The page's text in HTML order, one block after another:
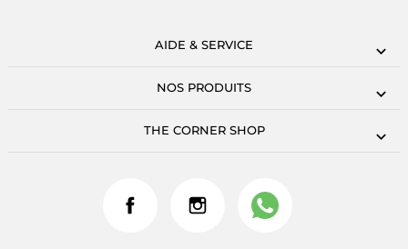
AIDE & SERVICE
NOS PRODUITS
THE CORNER SHOP